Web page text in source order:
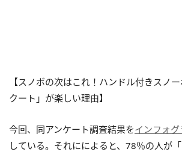
【スノボの次はこれ！ハンドル付きスノ
クート」が楽しい理由】
今回、同アンケート調査結果をインフォ
している。それにによると、78％の人が